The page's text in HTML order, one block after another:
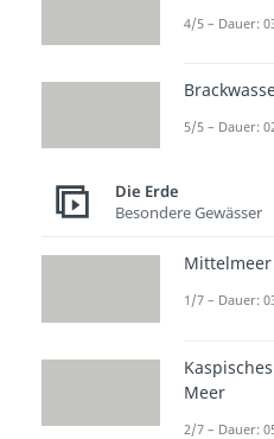
beobachten.
hier auch
Kannst du
betrachten,
Wolken in der
Durch die
getrennt. Die
4/5 – Dauer:
5/5 – Dauer:
Die Erde
Besondere Gewässer
Mittelmeer
1/7 – Dauer:
Kaspisches
Meer
2/7 – Dauer: